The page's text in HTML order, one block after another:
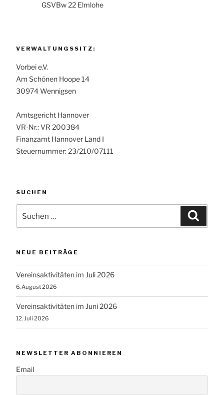
GSVBw 22 Elmlohe
VERWALTUNGSSITZ:
Vorbei e.V.
Am Schönen Hoope 14
30974 Wennigsen
Amtsgericht Hannover
VR-Nr.: VR 200384
Finanzamt Hannover Land I
Steuernummer: 23/210/07111
SUCHEN
nach:
NEUE BEITRÄGE
Vereinsaktivitäten im Juli 2026
6. August 2026
Vereinsaktivitäten im Juni 2026
12. Juli 2026
NEWSLETTER ABONNIEREN
Email